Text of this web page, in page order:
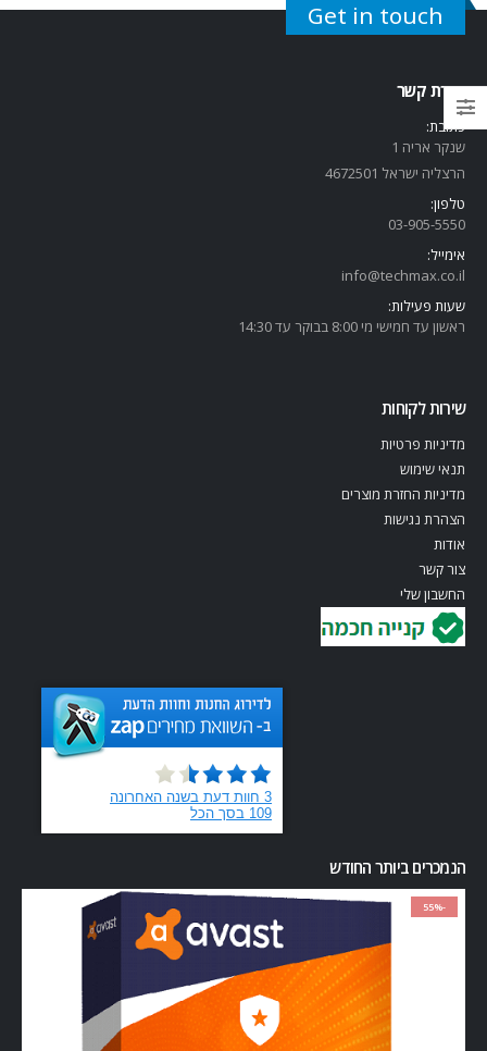
Get in touch
יצירת קשר
כתובת:
שנקר אריה 1
הרצליה ישראל 4672501
טלפון:
03-905-5550
אימייל:
info@techmax.co.il
שעות פעילות:
ראשון עד חמישי מי 8:00 בבוקר עד 14:30
שירות לקוחות
מדיניות פרטיות
תנאי שימוש
מדיניות החזרת מוצרים
הצהרת נגישות
אודות
צור קשר
החשבון שלי
הנמכרים ביותר החודש
-55%